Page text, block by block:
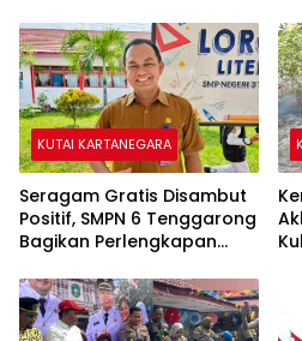
KUTAI KARTANEGARA
Seragam Gratis Disambut
Positif, SMPN 6 Tenggarong
Bagikan Perlengkapan